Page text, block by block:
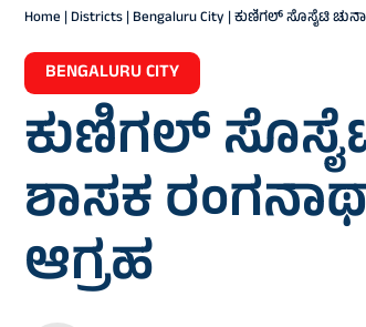
Home |Districts|Bengaluru City |ಕುಣಿಗಲ್ ಸೊಸೈಟಿ
BENGALURU CITY
ಕುಣಿಗಲ್
ಶಾಸಕ
ಆಗ್ರಹ